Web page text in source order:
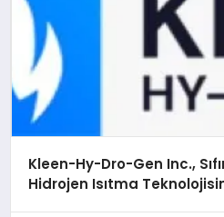
Kleen-Hy-Dro-Gen Inc.,
Hidrojen Isıtma